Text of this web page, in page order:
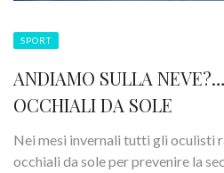
SPORT
ANDIAMO SULLA
OCCHIALI DA SOLE
Nei mesi invernali tutti gli oculisti
occhiali da sole per prevenire la